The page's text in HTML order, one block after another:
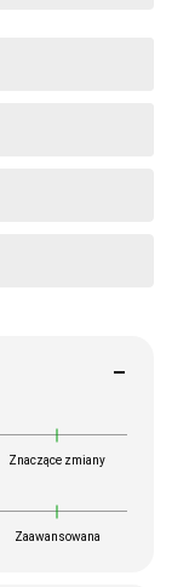
Znaczące zmiany
Zaawansowana